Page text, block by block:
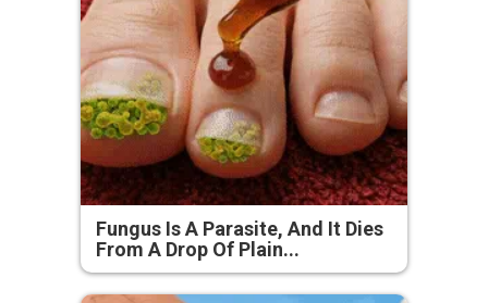
Fungus Is A Parasite, And It Dies
From A Drop Of Plain...